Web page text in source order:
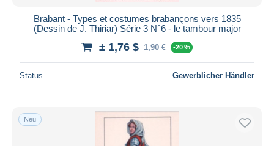
Brabant - Types et costumes brabançons vers 1835
(Dessin de J. Thiriar) Série 3 N°6 - le tambour major
± 1,76 $ 1,90 € -20 %
Status Gewerblicher Händler
Neu